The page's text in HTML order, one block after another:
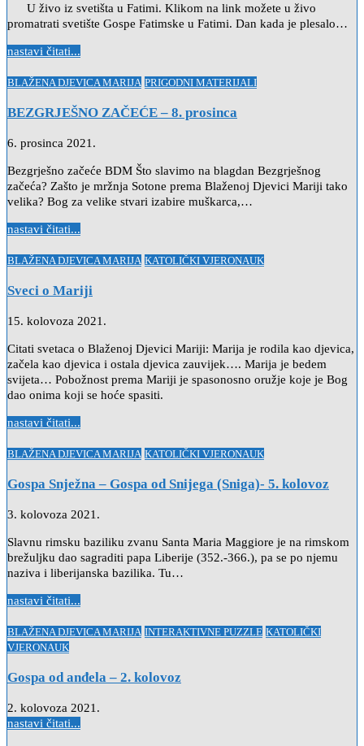
U živo iz svetišta u Fatimi. Klikom na link možete u živo
promatrati svetište Gospe Fatimske u Fatimi. Dan kada je plesalo…
nastavi čitati...
Posted
BLAŽENA DJEVICA MARIJA PRIGODNI MATERIJALI
BEZGRJEŠNO ZAČEĆE – 8. prosinca
6. prosinca 2021.
Bezgrješno začeće BDM Što slavimo na blagdan Bezgrješnog
začeća? Zašto je mržnja Sotone prema Blaženoj Djevici Mariji tako
velika? Bog za velike stvari izabire muškarca,…
nastavi čitati...
Posted
BLAŽENA DJEVICA MARIJA KATOLIČKI VJERONAUK
Sveci o Mariji
15. kolovoza 2021.
Citati svetaca o Blaženoj Djevici Mariji: Marija je rodila kao djevica,
začela kao djevica i ostala djevica zauvijek…. Marija je bedem
svijeta… Pobožnost prema Mariji je spasonosno oružje koje je Bog
dao onima koji se hoće spasiti.
nastavi čitati...
Posted
BLAŽENA DJEVICA MARIJA KATOLIČKI VJERONAUK
Gospa Snježna – Gospa od Snijega (Sniga)- 5. kolovoz
3. kolovoza 2021.
Slavnu rimsku baziliku zvanu Santa Maria Maggiore je na rimskom
brežuljku dao sagraditi papa Liberije (352.-366.), pa se po njemu
naziva i liberijanska bazilika. Tu…
nastavi čitati...
Posted
in
BLAŽENA DJEVICA MARIJA INTERAKTIVNE PUZZLE KATOLIČKI
VJERONAUK
Gospa od anđela – 2. kolovoz
2. kolovoza 2021.
nastavi čitati...